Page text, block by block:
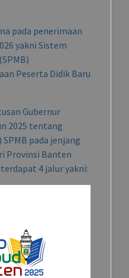
pada penerimaan
yakni Sistem
Peserta Didik Baru
Gubernur
2025 tentang
pada jenjang
Provinsi Banten
4 jalur yakni: